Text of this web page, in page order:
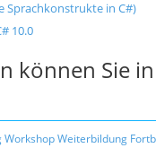
Sprachkonstrukte in C#)
10.0
können Sie
WorkshopWeiterbildung